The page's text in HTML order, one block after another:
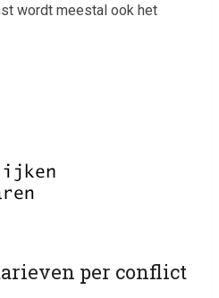
wordt meestal ook het
per conflict